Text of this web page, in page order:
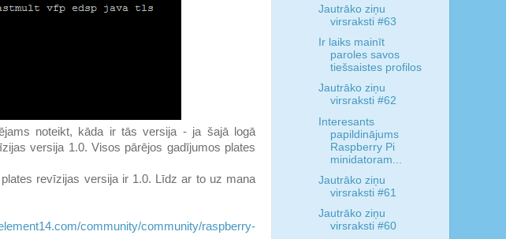
noteikt, kāda ir tās versija - ja šajā logā
versija 1.0. Visos pārējos gadījumos plates
revīzijas versija ir 1.0. Līdz ar to uz mana
community/community/raspberry-
Jautrāko ziņu
virsraksti #63
Ir laiks mainīt
paroles savos
tiešsaistes profilos
Jautrāko ziņu
virsraksti #62
Interesants
papildinājums
Raspberry Pi
minidatoram...
Jautrāko ziņu
virsraksti #61
Jautrāko ziņu
virsraksti #60